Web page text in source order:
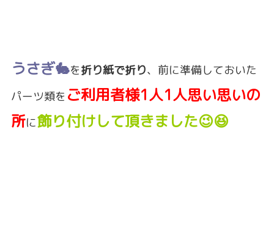
うさぎ🐇を折り紙で折り、前に準備しておいた
パーツ類を ご利用者様1人1人思い思いの
所に飾り付けして頂きました😉😆